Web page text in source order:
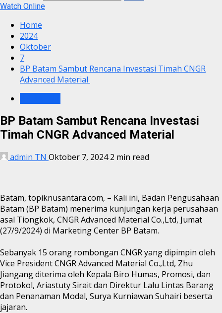
Watch Online
Home
2024
Oktober
7
BP Batam Sambut Rencana Investasi Timah CNGR
Advanced Material
BP Batam Sambut Rencana Investasi
Timah CNGR Advanced Material
admin TN Oktober 7, 20242 min read
Batam, topiknusantara.com, – Kali ini, Badan Pengusahaan
Batam (BP Batam) menerima kunjungan kerja perusahaan
asal Tiongkok, CNGR Advanced Material Co.,Ltd, Jumat
(27/9/2024) di Marketing Center BP Batam.
Sebanyak 15 orang rombongan CNGR yang dipimpin oleh
Vice President CNGR Advanced Material Co.,Ltd, Zhu
Jiangang diterima oleh Kepala Biro Humas, Promosi, dan
Protokol, Ariastuty Sirait dan Direktur Lalu Lintas Barang
dan Penanaman Modal, Surya Kurniawan Suhairi beserta
jajaran.